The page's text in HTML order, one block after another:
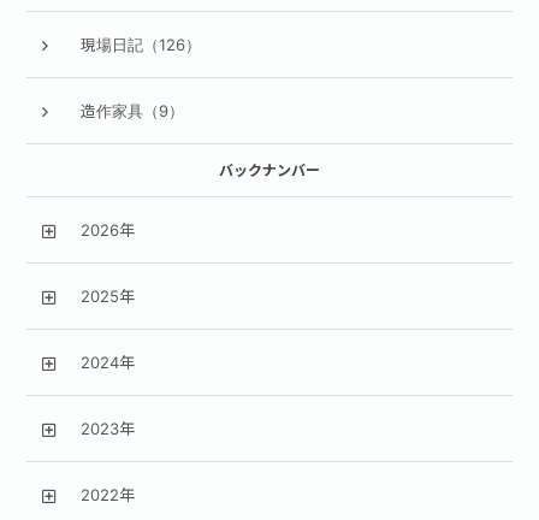
現場日記（126）
造作家具（9）
バックナンバー
2026年
2025年
2024年
2023年
2022年